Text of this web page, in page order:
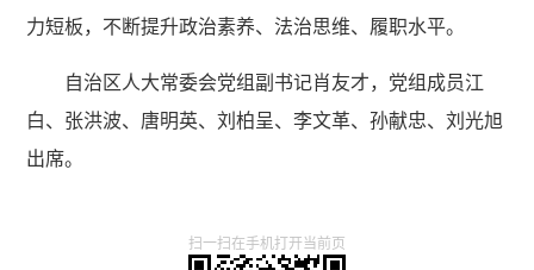
力短板，不断提升政治素养、法治思维、履职水平。
自治区人大常委会党组副书记肖友才，党组成员江
白、张洪波、唐明英、刘柏呈、李文革、孙献忠、刘光旭
出席。
扫一扫在手机打开当前页